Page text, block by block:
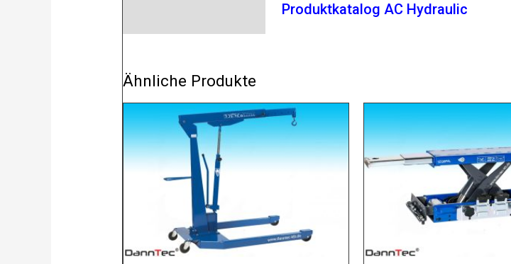
Produktkatalog AC Hydraulic
Ähnliche Produkte